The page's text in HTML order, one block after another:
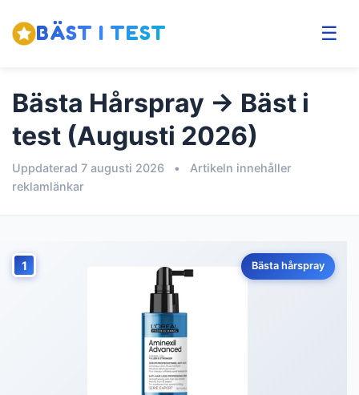
BÄST I TEST ☰
Bästa Hårspray → Bäst i
test (Augusti 2026)
Uppdaterad 7 augusti 2026 •
Artikeln innehåller
reklamlänkar
1 Bästa hårspray